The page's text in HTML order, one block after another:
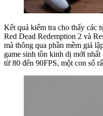
Kết quả kiểm tra cho thấy các
Red Dead Redemption 2 và
mà thông qua phần mềm giả
game sinh tồn kinh dị mới
từ 80 đến 90FPS, một con số